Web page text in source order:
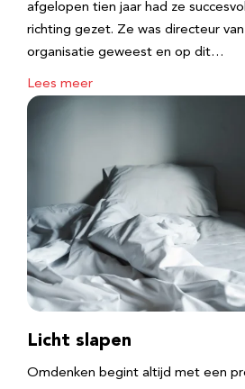
afgelopen tien jaar had ze
richting gezet. Ze was directeur
organisatie geweest en op dit…
Lees meer
Licht slapen
Omdenken begint altijd met een